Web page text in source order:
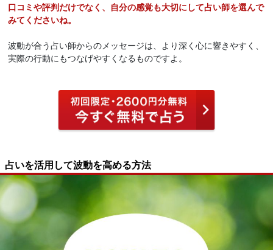
口コミや評判だけでなく、自分の感覚も大切にして占い師を選んで
みてくださいね。
波動が合う占い師からのメッセージは、より深く心に響きやすく、
実際の行動にもつなげやすくなるものですよ。
占いを活用して波動を高める方法